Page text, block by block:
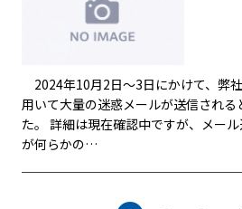
2024年10月2日～3日にかけて、弊
用いて大量の迷惑メールが送信される
た。 詳細は現在確認中ですが、メー
が何らかの…